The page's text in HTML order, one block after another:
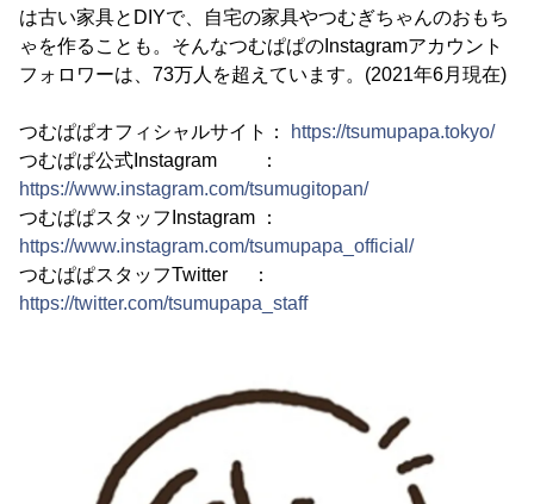
は古い家具とDIYで、自宅の家具やつむぎちゃんのおもち
ゃを作ることも。そんなつむぱぱのInstagramアカウント
フォロワーは、73万人を超えています。(2021年6月現在)
つむぱぱオフィシャルサイト：
https://tsumupapa.tokyo/
つむぱぱ公式Instagram ：
https://www.instagram.com/tsumugitopan/
つむぱぱスタッフInstagram ：
https://www.instagram.com/tsumupapa_official/
つむぱぱスタッフTwitter ：
https://twitter.com/tsumupapa_staff